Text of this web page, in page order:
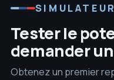
Tester le
demander
Obtenez un premier